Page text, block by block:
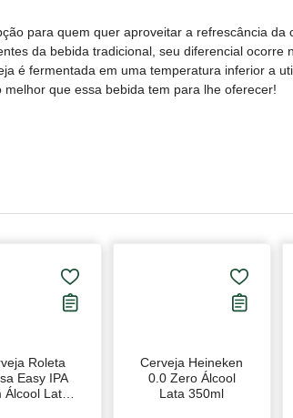
para quem quer aproveitar a refrescância da
tradicional, seu diferencial ocorre no processo
uma temperatura inferior a utilizada normalmente.
para lhe oferecer!
Roleta
Easy IPA sem
Lata 350ml
Cerveja Heineken
0.0 Zero Álcool
Lata 350ml